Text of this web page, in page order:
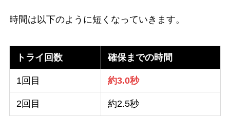
時間は以下のように短くなっていきます。
トライ回数 確保までの時間
1回目 約3.0秒
2回目 約2.5秒